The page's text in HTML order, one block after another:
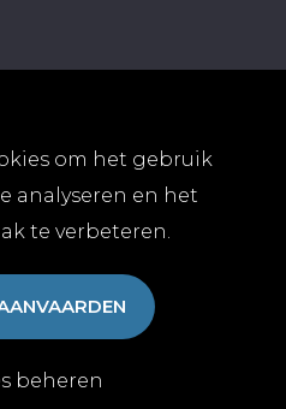
om het gebruik
analyseren en het
te verbeteren.
beheren